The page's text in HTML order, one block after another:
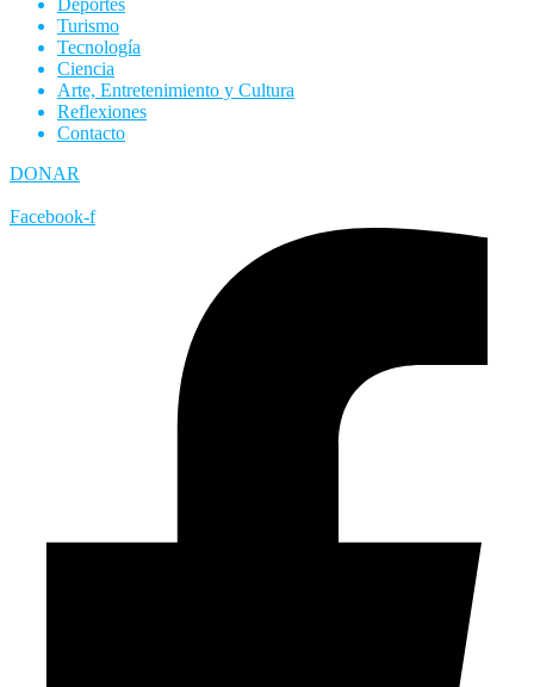
Deportes
Turismo
Tecnología
Ciencia
Arte, Entretenimiento y Cultura
Reflexiones
Contacto
DONAR
Facebook-f